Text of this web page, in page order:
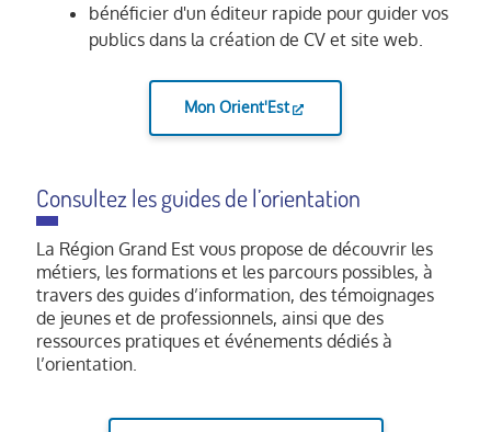
bénéficier d'un éditeur rapide pour guider vos
publics dans la création de CV et site web.
Mon Orient'Est
Consultez les guides de l’orientation
La Région Grand Est vous propose de découvrir les
métiers, les formations et les parcours possibles, à
travers des guides d’information, des témoignages
de jeunes et de professionnels, ainsi que des
ressources pratiques et événements dédiés à
l’orientation.